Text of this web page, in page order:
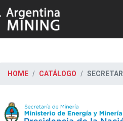
HOME CATÁLOGO